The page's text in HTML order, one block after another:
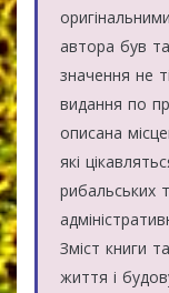
автора був
значення не
видання по
описана
які
рибальських
Зміст книги
життя і